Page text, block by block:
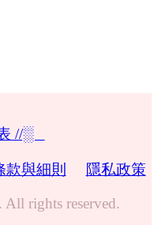
//░
款與細則 隱私政策
rights reserved.